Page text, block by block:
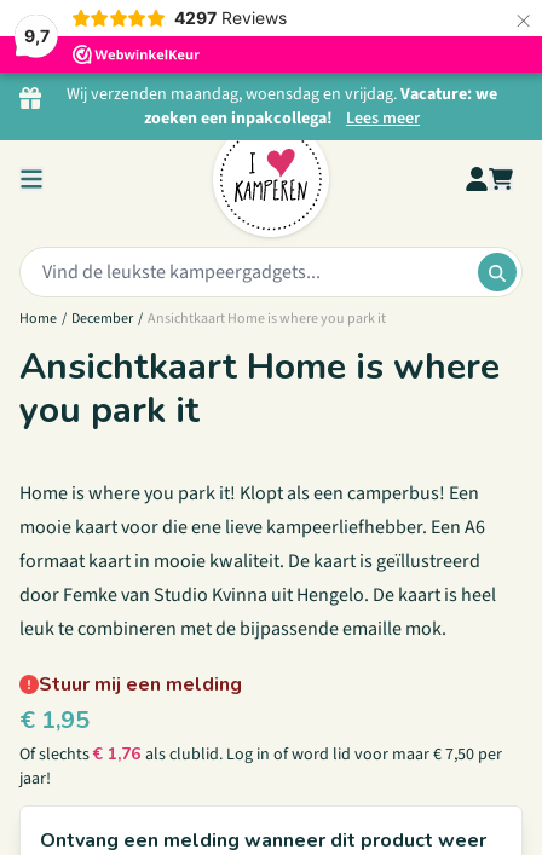
9,7
4297 Reviews ×
Ga naar de inhoud
Wij verzenden maandag, woensdag en vrijdag.Vacature: we
zoeken een inpakcollega! Lees meer
Zoeken:
Home / December / Ansichtkaart Home is where you park it
Ansichtkaart Home is where
you park it
Home is where you park it! Klopt als een camperbus! Een
mooie kaart voor die ene lieve kampeerliefhebber. Een A6
formaat kaart in mooie kwaliteit. De kaart is geïllustreerd
door Femke van Studio Kvinna uit Hengelo. De kaart is heel
leuk te combineren metde bijpassende emaille mok.
Stuur mij een melding
€ 1,95
Of slechts€ 1,76 als clublid. Log in ofword lid voor maar € 7,50 per
jaar!
Ontvang een melding wanneer dit product weer